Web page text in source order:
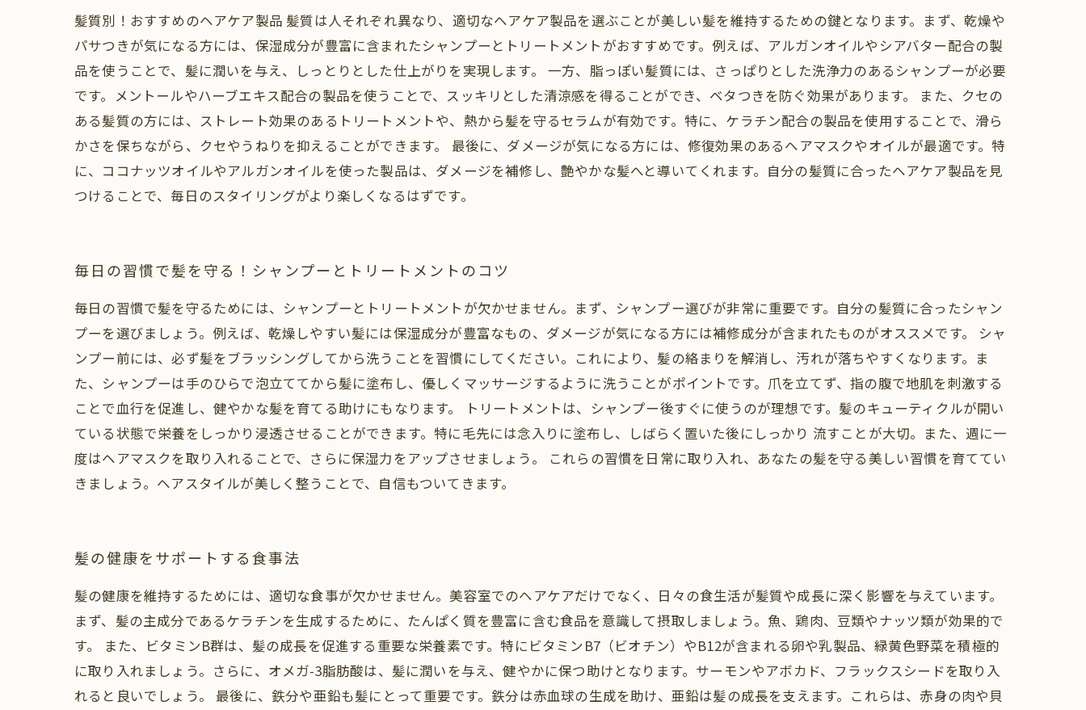
髪質別！おすすめのヘアケア製品 髪質は人それぞれ異なり、適切なヘアケア製品を選ぶことが美しい髪を維持するための鍵となります。まず、乾燥や
パサつきが気になる方には、保湿成分が豊富に含まれたシャンプーとトリートメントがおすすめです。例えば、アルガンオイルやシアバター配合の製
品を使うことで、髪に潤いを与え、しっとりとした仕上がりを実現します。 一方、脂っぽい髪質には、さっぱりとした洗浄力のあるシャンプーが必要
です。メントールやハーブエキス配合の製品を使うことで、スッキリとした清涼感を得ることができ、ベタつきを防ぐ効果があります。 また、クセの
ある髪質の方には、ストレート効果のあるトリートメントや、熱から髪を守るセラムが有効です。特に、ケラチン配合の製品を使用することで、滑ら
かさを保ちながら、クセやうねりを抑えることができます。 最後に、ダメージが気になる方には、修復効果のあるヘアマスクやオイルが最適です。特
に、ココナッツオイルやアルガンオイルを使った製品は、ダメージを補修し、艶やかな髪へと導いてくれます。自分の髪質に合ったヘアケア製品を見
つけることで、毎日のスタイリングがより楽しくなるはずです。
毎日の習慣で髪を守る！シャンプーとトリートメントのコツ
毎日の習慣で髪を守るためには、シャンプーとトリートメントが欠かせません。まず、シャンプー選びが非常に重要です。自分の髪質に合ったシャン
プーを選びましょう。例えば、乾燥しやすい髪には保湿成分が豊富なもの、ダメージが気になる方には補修成分が含まれたものがオススメです。 シャ
ンプー前には、必ず髪をブラッシングしてから洗うことを習慣にしてください。これにより、髪の絡まりを解消し、汚れが落ちやすくなります。ま
た、シャンプーは手のひらで泡立ててから髪に塗布し、優しくマッサージするように洗うことがポイントです。爪を立てず、指の腹で地肌を刺激する
ことで血行を促進し、健やかな髪を育てる助けにもなります。 トリートメントは、シャンプー後すぐに使うのが理想です。髪のキューティクルが開い
ている状態で栄養をしっかり浸透させることができます。特に毛先には念入りに塗布し、しばらく置いた後にしっかり 流すことが大切。また、週に一
度はヘアマスクを取り入れることで、さらに保湿力をアップさせましょう。 これらの習慣を日常に取り入れ、あなたの髪を守る美しい習慣を育ててい
きましょう。ヘアスタイルが美しく整うことで、自信もついてきます。
髪の健康をサポートする食事法
髪の健康を維持するためには、適切な食事が欠かせません。美容室でのヘアケアだけでなく、日々の食生活が髪質や成長に深く影響を与えています。
まず、髪の主成分であるケラチンを生成するために、たんぱく質を豊富に含む食品を意識して摂取しましょう。魚、鶏肉、豆類やナッツ類が効果的で
す。 また、ビタミンB群は、髪の成長を促進する重要な栄養素です。特にビタミンB7（ビオチン）やB12が含まれる卵や乳製品、緑黄色野菜を積極的
に取り入れましょう。さらに、オメガ-3脂肪酸は、髪に潤いを与え、健やかに保つ助けとなります。サーモンやアボカド、フラックスシードを取り入
れると良いでしょう。 最後に、鉄分や亜鉛も髪にとって重要です。鉄分は赤血球の生成を助け、亜鉛は髪の成長を支えます。これらは、赤身の肉や貝